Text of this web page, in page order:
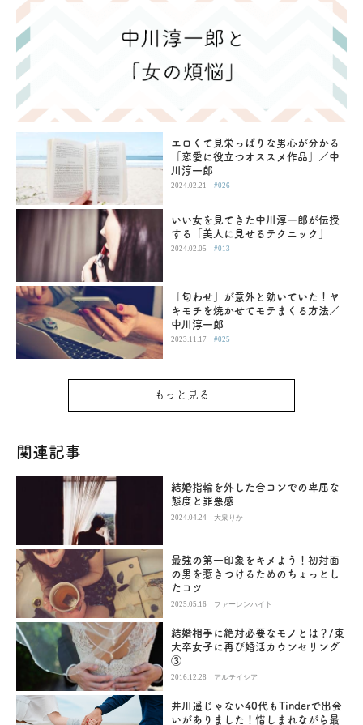
エロくて見栄っぱりな男心が分かる
「恋愛に役立つオススメ作品」／中
川淳一郎
2024.02.21 |#026
いい女を見てきた中川淳一郎が伝授
する「美人に見せるテクニック」
2024.02.05 |#013
「匂わせ」が意外と効いていた！ヤ
キモチを焼かせてモテまくる方法／
中川淳一郎
2023.11.17 |#025
もっと見る
関連記事
結婚指輪を外した合コンでの卑屈な
態度と罪悪感
2024.04.24 |大泉りか
最強の第一印象をキメよう！初対面
の男を惹きつけるためのちょっとし
たコツ
2025.05.16 | ファーレンハイト
結婚相手に絶対必要なモノとは？/東
大卒女子に再び婚活カウンセリング
③
2016.12.28 | アルテイシア
井川遥じゃない40代もTinderで出会
いがありました！惜しまれながら最